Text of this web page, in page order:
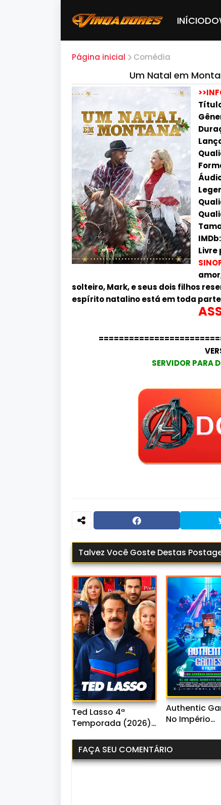
INÍCIO
Página inicial Comédia
Um Natal em
IMDb:
Livre
solteiro, Mark, e seus dois filhos
espírito natalino está em toda parte
SERVIDOR PARA
Talvez Você Goste Destas
Ted Lasso 4ª
Temporada (2026)
Áudio
Authentic
No Império
(2026) WEB-
1080p
FAÇA SEU COMENTÁRIO